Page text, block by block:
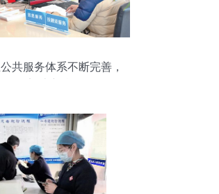
共服务体系不断完善，